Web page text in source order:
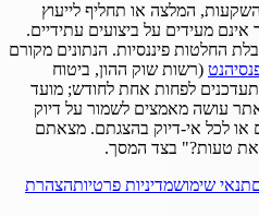
המלצה או תחליף לייעוץ
אינם מעידים על ביצועים עתידיים.
החלטות פיננסיות. הנתונים מקורם
(רשות שוק ההון, ביטוח
לפחות אחת לחודש; מועד
עושה מאמצים לשמור על דיוק
או לכל אי-דיוק בהצגתם. מצאתם
טעות?" בצד המסך.
תנאי שימושמדיניות פרטיותהצהרת